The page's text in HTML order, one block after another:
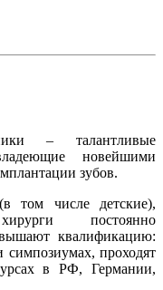
– талантливые
новейшими
зубов.
том числе детские),
постоянно
квалификацию:
симпозиумах, проходят
в РФ, Германии,